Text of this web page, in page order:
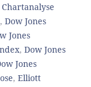
Chartanalyse
, Dow Jones
Jones
, Dow Jones
Jones
, Elliott